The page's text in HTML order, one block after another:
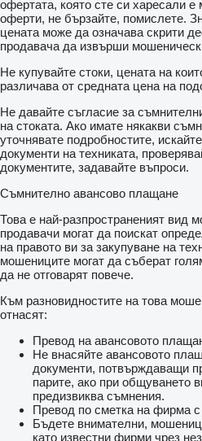
офертата, която сте си харесали е
оферти, не бързайте, помислете.
цената може да означава скрити
продавача да извърши
Не купувайте стоки, цената на
различава от средната цена на
Не давайте съгласие за
на стоката. Ако имате някакви
уточнявате подробностите,
документи на техниката,
документите, задавайте въпроси.
Съмнително авансово плащане
Това е най-разпространеният вид
продавачи могат да поискат
на правото ви за закупуване на
мошениците могат да съберат
да не отговарят повече.
Към разновидностите на това
отнасят:
Превод на авансовото
Не внасяйте авансовото
документи, потвърждаващи
парите, ако при общуването
предизвиква съмнения.
Превод по сметка на фирма
Бъдете внимателни,
като известни фирми чрез